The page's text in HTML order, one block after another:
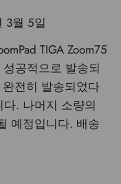
3월 5일
TIGA Zoom75
성공적으로 발송되
전히 발송되었다
. 나머지 소량의
예정입니다. 배송